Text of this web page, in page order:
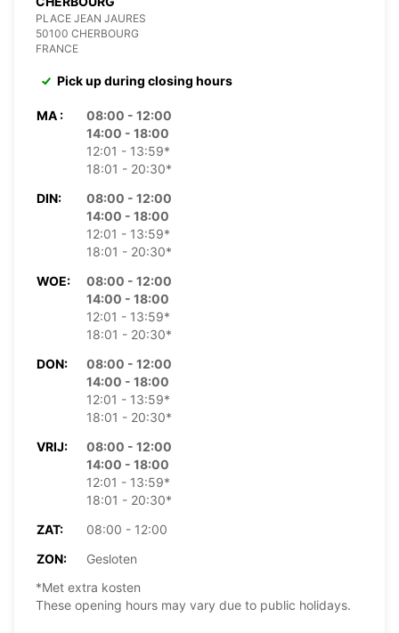
PLACE JEAN JAURES
50100 CHERBOURG
FRANCE
Pick up during closing hours
MA :
08:00 - 12:00
14:00 - 18:00
12:01 - 13:59*
18:01 - 20:30*
DIN:
08:00 - 12:00
14:00 - 18:00
12:01 - 13:59*
18:01 - 20:30*
WOE:
08:00 - 12:00
14:00 - 18:00
12:01 - 13:59*
18:01 - 20:30*
DON:
08:00 - 12:00
14:00 - 18:00
12:01 - 13:59*
18:01 - 20:30*
VRIJ:
08:00 - 12:00
14:00 - 18:00
12:01 - 13:59*
18:01 - 20:30*
ZAT:
08:00 - 12:00
ZON:
Gesloten
*Met extra kosten
These opening hours may vary due to public holidays.